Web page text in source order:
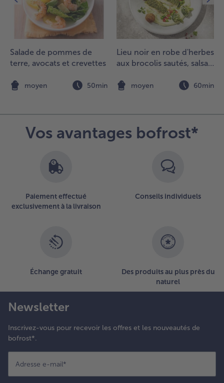
Salade de pommes de
terre, avocats et crevettes
moyen 50min
Lieu noir en robe d'herbes
aux brocolis sautés, salsa
moyen 60min
Vos avantages bofrost*
Paiement effectué
exclusivement à la livraison
Conseils individuels
Échange gratuit
Des produits au plus près du
naturel
Newsletter
Inscrivez-vous pour recevoir les offres et les nouveautés de
bofrost*.
Adresse e-mail*